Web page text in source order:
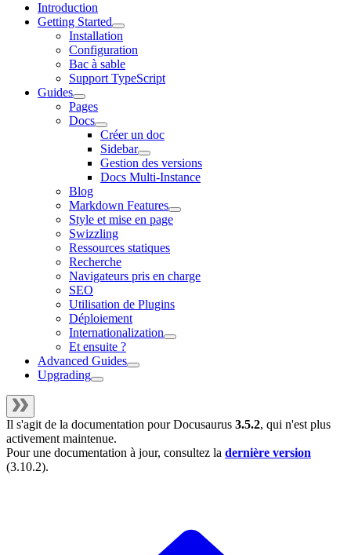
Introduction
Getting Started
Installation
Configuration
Bac à sable
Support TypeScript
Guides
Pages
Docs
Créer un doc
Sidebar
Gestion des versions
Docs Multi-Instance
Blog
Markdown Features
Style et mise en page
Swizzling
Ressources statiques
Recherche
Navigateurs pris en charge
SEO
Utilisation de Plugins
Déploiement
Internationalization
Et ensuite ?
Advanced Guides
Upgrading
Il s'agit de la documentation pourDocusaurus 3.5.2, qui n'est plus
activement maintenue.
Pour une documentation à jour, consultez la dernière version
(3.10.2).